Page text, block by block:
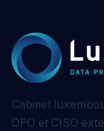
Cabinet
DPO et CISO